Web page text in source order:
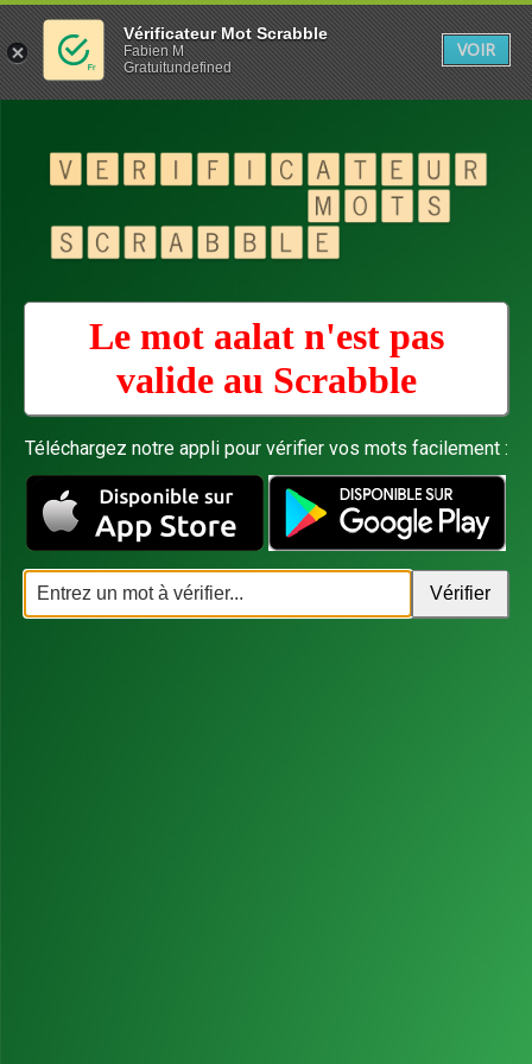
Le mot aalat n'est pas
valide au Scrabble
Téléchargez notre appli pour vérifier vos mots facilement :
Vérificateur Mot Scrabble
Fabien M
Gratuitundefined
VOIR